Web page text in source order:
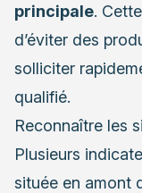
principale.
d’éviter des
solliciter
qualifié.
Reconnaître les
Plusieurs
située en amont